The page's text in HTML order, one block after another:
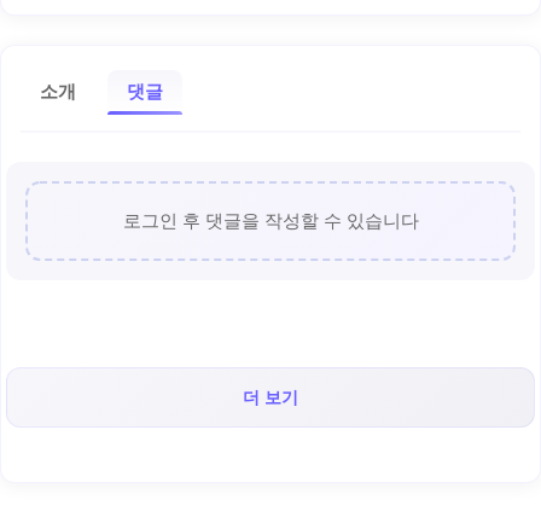
소개 댓글
로그인 후 댓글을 작성할 수 있습니다
더 보기